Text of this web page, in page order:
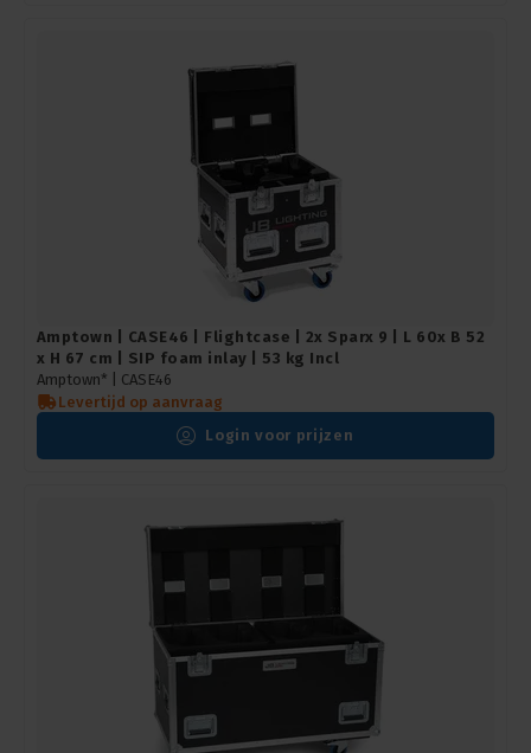
Amptown | CASE46 | Flightcase | 2x Sparx 9 | L 60x B 52
x H 67 cm | SIP foam inlay | 53 kg Incl
Amptown* | CASE46
Levertijd op aanvraag
Login voor prijzen